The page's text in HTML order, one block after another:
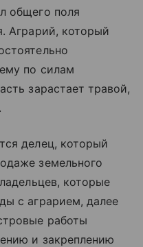
общего поля
Аграрий, который
по силам
зарастает травой,
делец, который
земельного
которые
с аграрием, далее
работы
и закреплению